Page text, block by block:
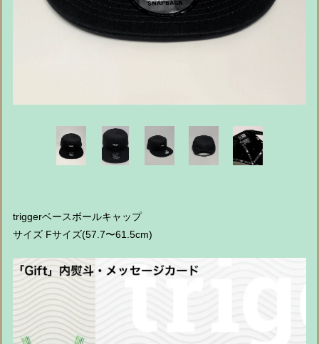
triggerベースボールキャップ
サイズ Fサイズ(57.7〜61.5cm)